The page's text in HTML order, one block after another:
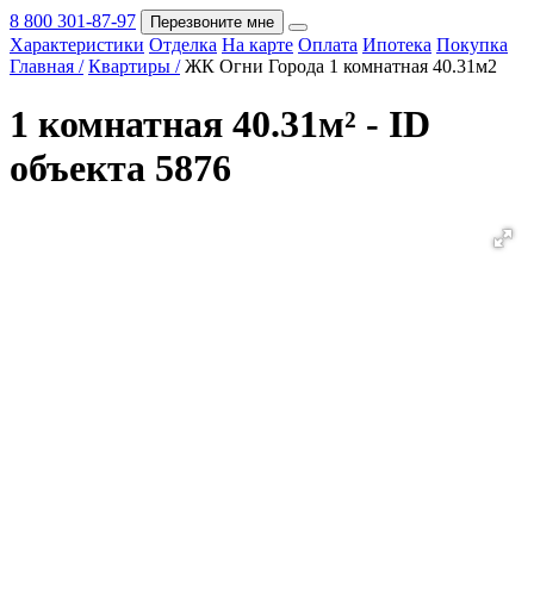
Покупка
8 800 301-87-97 Перезвоните мне
Характеристики Отделка На карте Оплата Ипотека Покупка
Главная / Квартиры / ЖК Огни Города 1 комнатная 40.31м2
1 комнатная 40.31м² - ID
объекта 5876